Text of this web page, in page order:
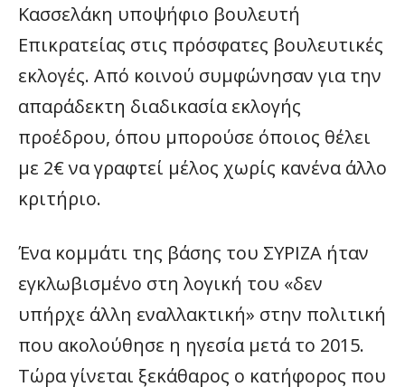
Κασσελάκη υποψήφιο βουλευτή
Επικρατείας στις πρόσφατες βουλευτικές
εκλογές. Από κοινού συμφώνησαν για την
απαράδεκτη διαδικασία εκλογής
προέδρου, όπου μπορούσε όποιος θέλει
με 2€ να γραφτεί μέλος χωρίς κανένα άλλο
κριτήριο.
Ένα κομμάτι της βάσης του ΣΥΡΙΖΑ ήταν
εγκλωβισμένο στη λογική του «δεν
υπήρχε άλλη εναλλακτική» στην πολιτική
που ακολούθησε η ηγεσία μετά το 2015.
Τώρα γίνεται ξεκάθαρος ο κατήφορος που